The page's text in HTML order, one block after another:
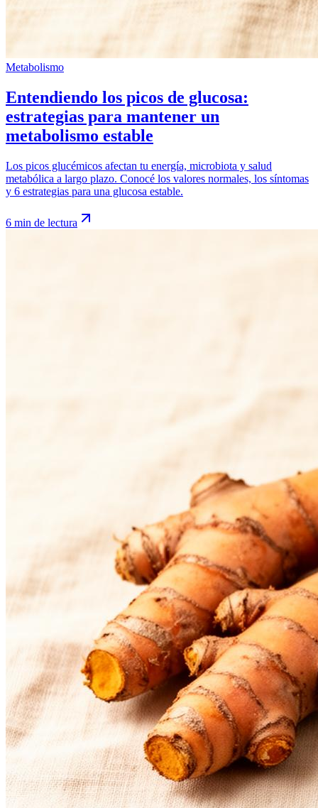
Metabolismo
Entendiendo los picos de glucosa:
estrategias para mantener un
metabolismo estable
Los picos glucémicos afectan tu energía, microbiota y salud
metabólica a largo plazo. Conocé los valores normales, los síntomas
y 6 estrategias para una glucosa estable.
6 min de lectura